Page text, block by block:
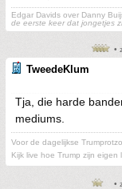
Edgar Davids over Danny
de eerste keer dat jongetjes
•
TweedeKlum
Tja, die harde
mediums.
Voor de dagelijkse
Kijk live hoe Trump zijn eigen
•